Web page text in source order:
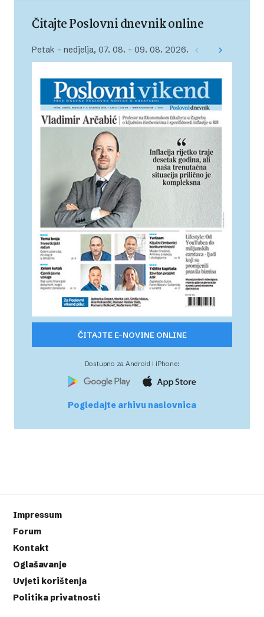
Čitajte Poslovni dnevnik online
Petak – nedjelja, 07. 08. – 09. 08. 2026.
ČITAJTE E-NOVINE ONLINE
Dostupno za Android i iPhone:
Pogledajte arhivu naslovnica
Impressum
Forum
Kontakt
Oglašavanje
Uvjeti korištenja
Politika privatnosti